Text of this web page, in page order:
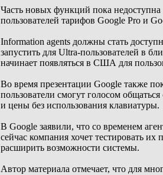
Часть новых функций пока недоступна
пользователей тарифов Google Pro и
Information agents должны стать
запустить для Ultra-пользователей в
начинает появляться в США для
Во время презентации Google также
пользователи смогут голосом
и цены без использования клавиатуры.
В Google заявили, что со временем
сейчас компания хочет тестировать
расширить возможности системы.
Автор материала отмечает, что для